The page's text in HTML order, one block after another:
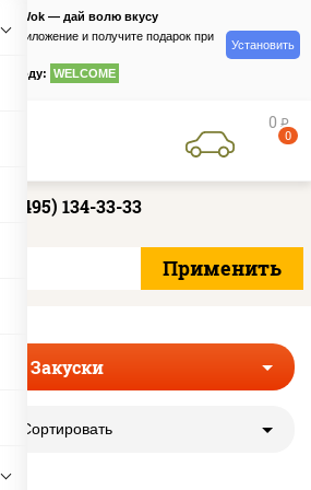
— дай волю вкусу
приложение и получите подарок при
WELCOME
Установить
0 руб
0
+7 (495) 134-33-33
Закуски
Сортировать